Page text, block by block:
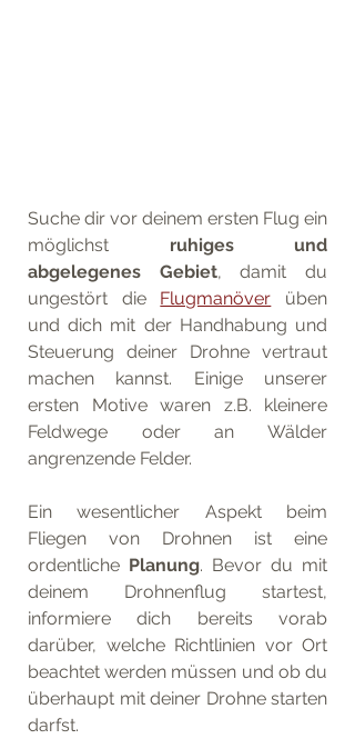
Suche dir vor deinem ersten Flug ein
möglichst ruhiges und
abgelegenes Gebiet, damit du
ungestört die Flugmanöver üben
und dich mit der Handhabung und
Steuerung deiner Drohne vertraut
machen kannst. Einige unserer
ersten Motive waren z.B. kleinere
Feldwege oder an Wälder
angrenzende Felder.
Ein wesentlicher Aspekt beim
Fliegen von Drohnen ist eine
ordentliche Planung. Bevor du mit
deinem Drohnenflug startest,
informiere dich bereits vorab
darüber, welche Richtlinien vor Ort
beachtet werden müssen und ob du
überhaupt mit deiner Drohne starten
darfst.